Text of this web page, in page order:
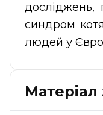
досліджень,
синдром
людей у
Матеріал